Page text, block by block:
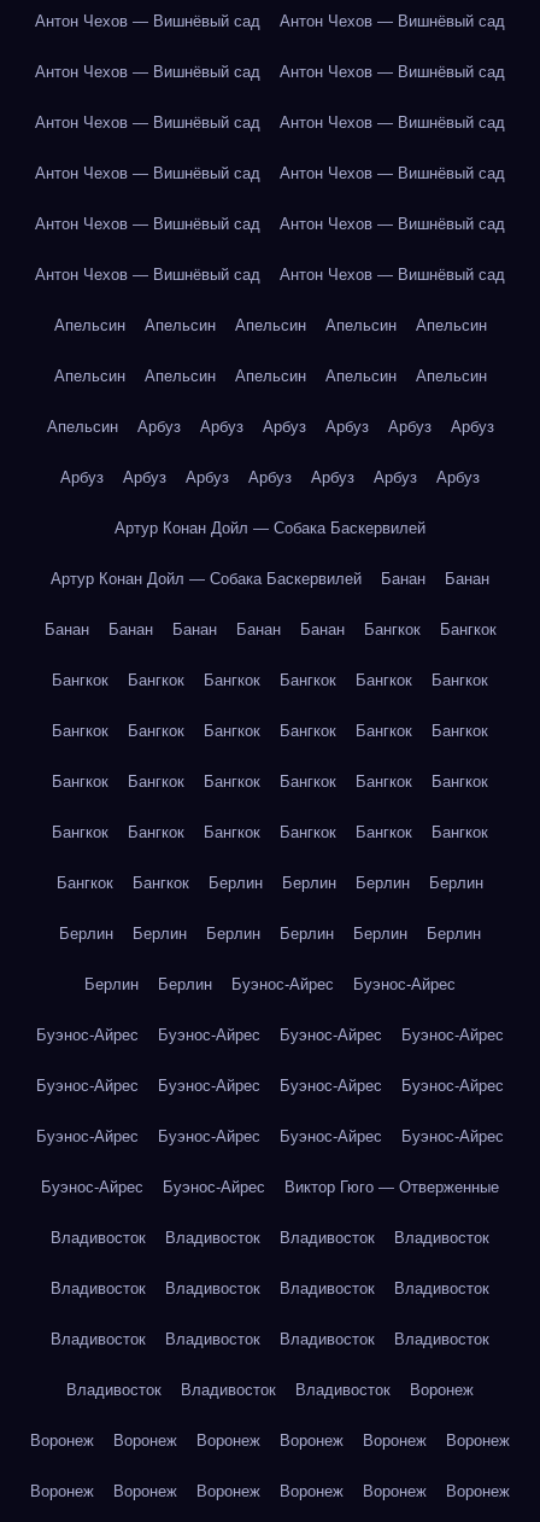
Антон Чехов — Вишнёвый сад Антон Чехов — Вишнёвый сад
Антон Чехов — Вишнёвый сад Антон Чехов — Вишнёвый сад
Антон Чехов — Вишнёвый сад Антон Чехов — Вишнёвый сад
Антон Чехов — Вишнёвый сад Антон Чехов — Вишнёвый сад
Антон Чехов — Вишнёвый сад Антон Чехов — Вишнёвый сад
Антон Чехов — Вишнёвый сад Антон Чехов — Вишнёвый сад
Апельсин Апельсин Апельсин Апельсин Апельсин
Апельсин Апельсин Апельсин Апельсин Апельсин
Апельсин Арбуз Арбуз Арбуз Арбуз Арбуз Арбуз
Арбуз Арбуз Арбуз Арбуз Арбуз Арбуз Арбуз
Артур Конан Дойл — Собака Баскервилей
Артур Конан Дойл — Собака Баскервилей Банан Банан
Банан Банан Банан Банан Банан Бангкок Бангкок
Бангкок Бангкок Бангкок Бангкок Бангкок Бангкок
Бангкок Бангкок Бангкок Бангкок Бангкок Бангкок
Бангкок Бангкок Бангкок Бангкок Бангкок Бангкок
Бангкок Бангкок Бангкок Бангкок Бангкок Бангкок
Бангкок Бангкок Берлин Берлин Берлин Берлин
Берлин Берлин Берлин Берлин Берлин Берлин
Берлин Берлин Буэнос-Айрес Буэнос-Айрес
Буэнос-Айрес Буэнос-Айрес Буэнос-Айрес Буэнос-Айрес
Буэнос-Айрес Буэнос-Айрес Буэнос-Айрес Буэнос-Айрес
Буэнос-Айрес Буэнос-Айрес Буэнос-Айрес Буэнос-Айрес
Буэнос-Айрес Буэнос-Айрес Виктор Гюго — Отверженные
Владивосток Владивосток Владивосток Владивосток
Владивосток Владивосток Владивосток Владивосток
Владивосток Владивосток Владивосток Владивосток
Владивосток Владивосток Владивосток Воронеж
Воронеж Воронеж Воронеж Воронеж Воронеж Воронеж
Воронеж Воронеж Воронеж Воронеж Воронеж Воронеж